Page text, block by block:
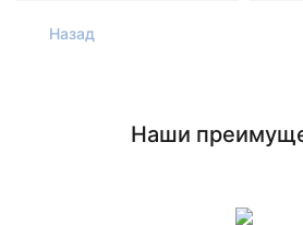
Назад
Наши